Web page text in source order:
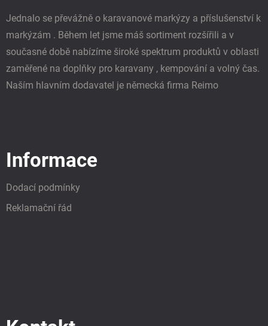
Jednalo se převážně o karavanové markýzy a příslušenství k
markýzám . Během let jsme máš sortiment rozšířili a v
současné době nabízíme široké spektrum produktů v oblasti
zaměřené na doplňky pro karavany , kempování a volný čas.
Naším hlavním dodavatel je německá firma Reimo
Informace
Dodací podmínky
Reklamační řád